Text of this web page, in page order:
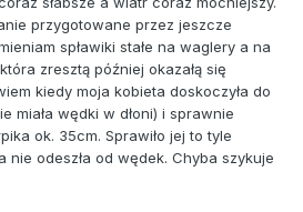
przygotowane przez jeszcze
spławiki stałe na waglery a na
zresztą później okazałą się
kiedy moja kobieta doskoczyła do
miała wędki w dłoni) i sprawnie
ok. 35cm. Sprawiło jej to tyle
odeszła od wędek. Chyba szykuje